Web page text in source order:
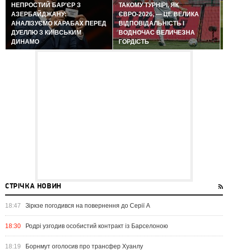
НЕПРОСТИЙ БАР'ЄР З
АЗЕРБАЙДЖАНУ:
АНАЛІЗУЄМО КАРАБАХ ПЕРЕД
ДУЕЛЛЮ З КИЇВСЬКИМ
ДИНАМО
ТАКОМУ ТУРНІРІ, ЯК
ЄВРО-2026, — ЦЕ ВЕЛИКА
ВІДПОВІДАЛЬНІСТЬ І
ВОДНОЧАС ВЕЛИЧЕЗНА
ГОРДІСТЬ
СТРІЧКА НОВИН
18:47 Зіркзе погодився на повернення до Серії А
18:30 Родрі узгодив особистий контракт із Барселоною
18:19 Борнмут оголосив про трансфер Хуанлу